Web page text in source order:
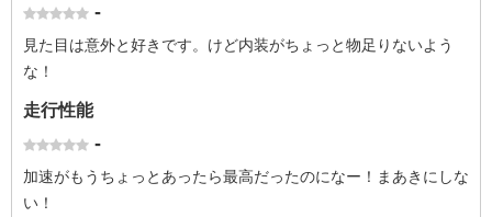
-
見た目は意外と好きです。けど内装がちょっと物足りないよう
な！
走行性能
-
加速がもうちょっとあったら最高だったのになー！まあきにしな
い！